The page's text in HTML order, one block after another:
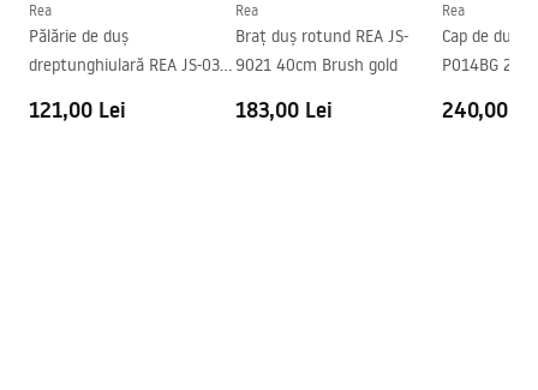
Rea
Pălărie de duș
dreptunghiulară REA JS-032
121,00 Lei
Rea
Braț duș rotund REA JS-
9021 40cm Brush gold
183,00 Lei
Rea
Cap de duș
P014BG
240,00